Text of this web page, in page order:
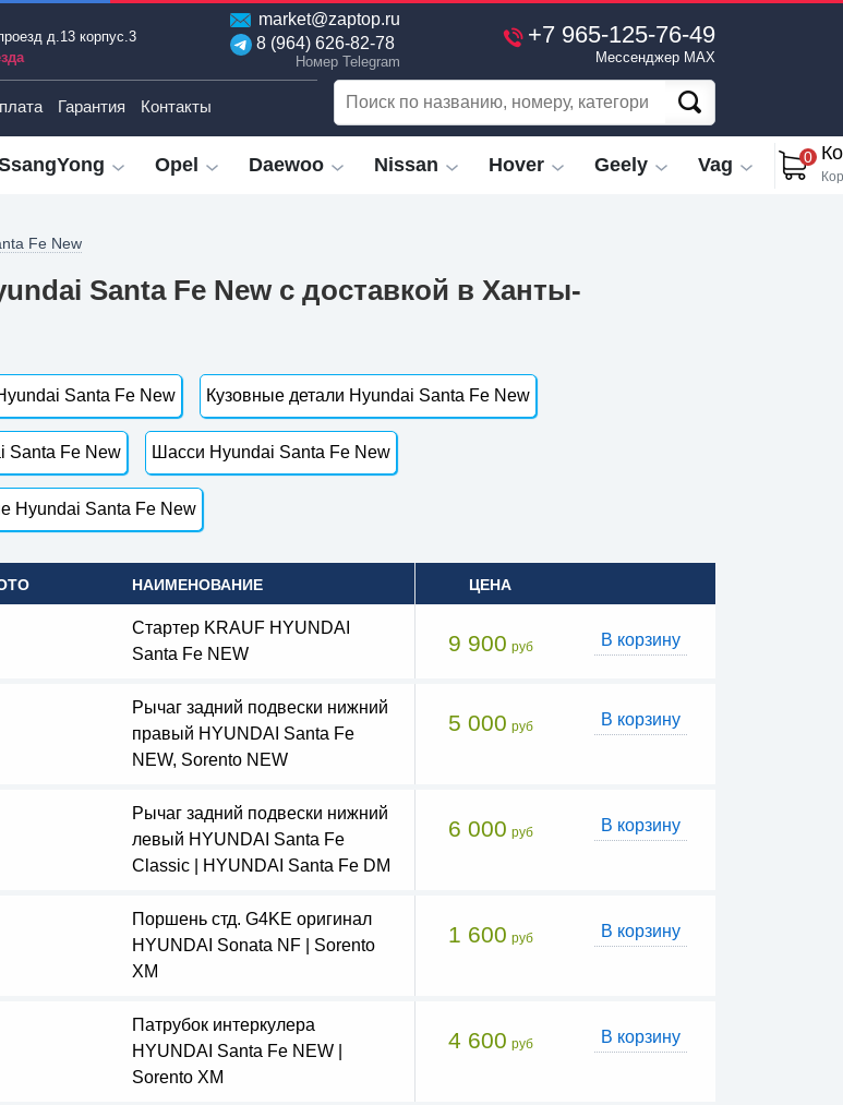
д.13 корпус.3
market@zaptop.ru
8 (964) 626-82-78
Номер Telegram
+7 965-125-76-49
Мессенджер MAX
Гарантия Контакты
Opel Daewoo Nissan Hover Geely Vag 0
Fe New
Santa Fe New с доставкой в Ханты-
Santa Fe New Кузовные детали Hyundai Santa Fe New
Santa Fe New Шасси Hyundai Santa Fe New
Hyundai Santa Fe New
НАИМЕНОВАНИЕ ЦЕНА
Стартер KRAUF HYUNDAI
Santa Fe NEW
9 900 руб В корзину
Рычаг задний подвески нижний
правый HYUNDAI Santa Fe
NEW, Sorento NEW
5 000 руб В корзину
Рычаг задний подвески нижний
левый HYUNDAI Santa Fe
Classic | HYUNDAI Santa Fe DM
6 000 руб В корзину
Поршень стд. G4KE оригинал
HYUNDAI Sonata NF | Sorento
XM
1 600 руб В корзину
Патрубок интеркулера
HYUNDAI Santa Fe NEW |
Sorento XM
4 600 руб В корзину